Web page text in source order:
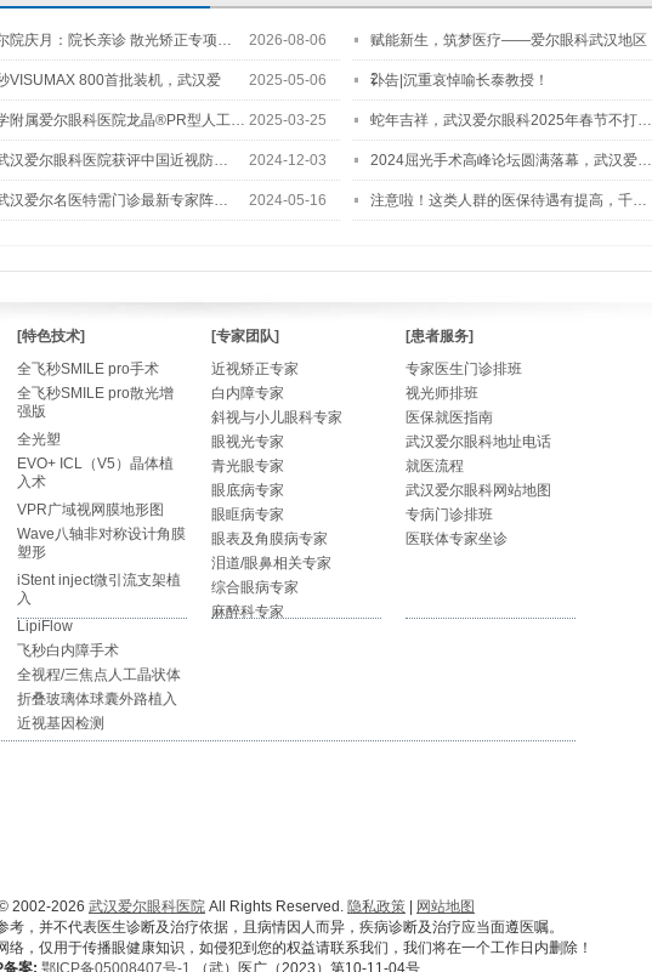
院庆月：院长亲诊 散光矫正专项… 2026-08-06 赋能新生，筑梦医疗——爱尔眼科武汉地区
2…
VISUMAX 800首批装机，武汉爱 2025-05-06 讣告|沉重哀悼喻长泰教授！
附属爱尔眼科医院龙晶®PR型人工… 2025-03-25 蛇年吉祥，武汉爱尔眼科2025年春节不打…
汉爱尔眼科医院获评中国近视防… 2024-12-03 2024屈光手术高峰论坛圆满落幕，武汉爱…
汉爱尔名医特需门诊最新专家阵… 2024-05-16 注意啦！这类人群的医保待遇有提高，千…
[特色技术]
全飞秒SMILE pro手术
全飞秒SMILE pro散光增
强版
全光塑
EVO+ ICL（V5）晶体植
入术
VPR广域视网膜地形图
Wave八轴非对称设计角膜
塑形
iStent inject微引流支架植
入
LipiFlow
飞秒白内障手术
全视程/三焦点人工晶状体
折叠玻璃体球囊外路植入
近视基因检测
[专家团队]
近视矫正专家
白内障专家
斜视与小儿眼科专家
眼视光专家
青光眼专家
眼底病专家
眼眶病专家
眼表及角膜病专家
泪道/眼鼻相关专家
综合眼病专家
麻醉科专家
[患者服务]
专家医生门诊排班
视光师排班
医保就医指南
武汉爱尔眼科地址电话
就医流程
武汉爱尔眼科网站地图
专病门诊排班
医联体专家坐诊
2002-2026 武汉爱尔眼科医院 All Rights Reserved. 隐私政策
网站地图
考，并不代表医生诊断及治疗依据，且病情因人而异，疾病诊断及治疗应当面遵医嘱。
络，仅用于传播眼健康知识，如侵犯到您的权益请联系我们，我们将在一个工作日内删除！
备案: 鄂ICP备05008407号-1 （武）医广（2023）第10-11-04号